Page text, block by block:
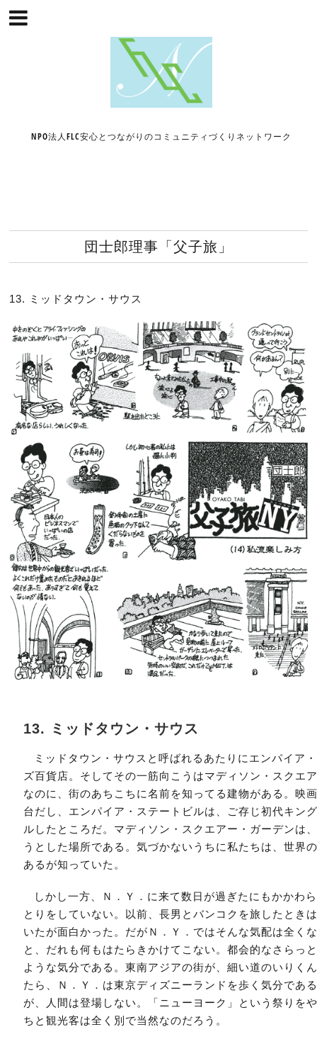
NPO法人FLC安心とつながりのコミュニティづくりネットワーク
団士郎理事「父子旅」
13. ミッドタウン・サウス
13. ミッドタウン・サウス
ミッドタウン・サウスと呼ばれるあたりにエンパイア
ズ百貨店。そしてその一筋向こうはマディソン・スクエ
なのに、街のあちこちに名前を知ってる建物がある。映
台だし、エンパイア・ステートビルは、ご存じ初代キン
ルしたところだ。マディソン・スクエアー・ガーデンは
うとした場所である。気づかないうちに私たちは、世界
あるが知っていた。
しかし一方、Ｎ．Ｙ．に来て数日が過ぎたにもかかわ
とりをしていない。以前、長男とバンコクを旅したとき
いたが面白かった。だがＮ．Ｙ．ではそんな気配は全く
と、だれも何もはたらきかけてこない。都会的なさらっ
ような気分である。東南アジアの街が、細い道のいりく
たら、Ｎ．Ｙ．は東京ディズニーランドを歩く気分であ
が、人間は登場しない。「ニューヨーク」という祭りを
ちと観光客は全く別で当然なのだろう。